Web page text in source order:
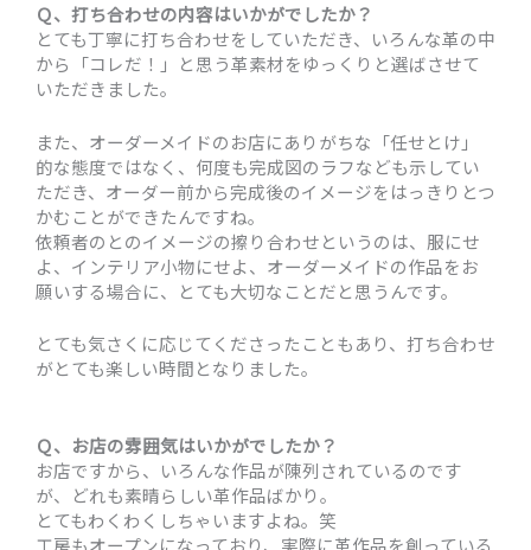
Ｑ、打ち合わせの内容はいかがでしたか？
とても丁寧に打ち合わせをしていただき、いろんな革の中
から「コレだ！」と思う革素材をゆっくりと選ばさせて
いただきました。
また、オーダーメイドのお店にありがちな「任せとけ」
的な態度ではなく、何度も完成図のラフなども示してい
ただき、オーダー前から完成後のイメージをはっきりとつ
かむことができたんですね。
依頼者のとのイメージの擦り合わせというのは、服にせ
よ、インテリア小物にせよ、オーダーメイドの作品をお
願いする場合に、とても大切なことだと思うんです。
とても気さくに応じてくださったこともあり、打ち合わせ
がとても楽しい時間となりました。
Ｑ、お店の雰囲気はいかがでしたか？
お店ですから、いろんな作品が陳列されているのです
が、どれも素晴らしい革作品ばかり。
とてもわくわくしちゃいますよね。笑
工房もオープンになっており、実際に革作品を創っている